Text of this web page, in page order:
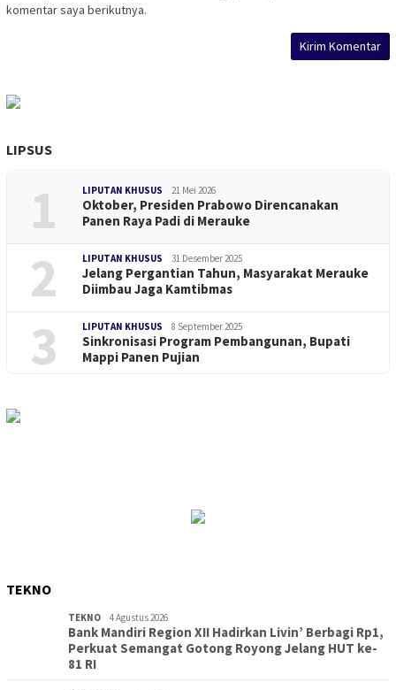
komentar saya berikutnya.
LIPSUS
1 LIPUTAN KHUSUS 21 Mei 2026
Oktober, Presiden Prabowo Direncanakan
Panen Raya Padi di Merauke
2 LIPUTAN KHUSUS 31 Desember 2025
Jelang Pergantian Tahun, Masyarakat Merauke
Diimbau Jaga Kamtibmas
3 LIPUTAN KHUSUS 8 September 2025
Sinkronisasi Program Pembangunan, Bupati
Mappi Panen Pujian
TEKNO
TEKNO 4 Agustus 2026
Bank Mandiri Region XII Hadirkan Livin’ Berbagi Rp1,
Perkuat Semangat Gotong Royong Jelang HUT ke-
81 RI